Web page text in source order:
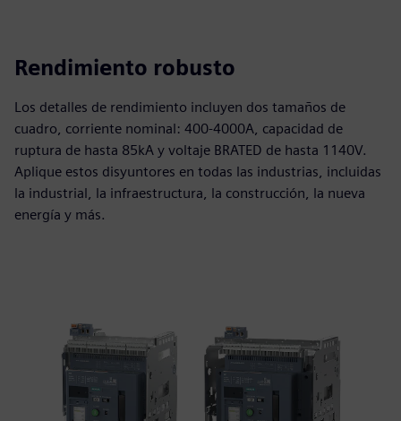
Rendimiento robusto
Los detalles de rendimiento incluyen dos tamaños de
cuadro, corriente nominal: 400-4000A, capacidad de
ruptura de hasta 85kA y voltaje BRATED de hasta 1140V.
Aplique estos disyuntores en todas las industrias, incluidas
la industrial, la infraestructura, la construcción, la nueva
energía y más.